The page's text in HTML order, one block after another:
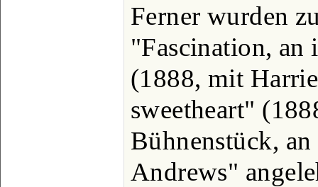
Ferner wurden
"Fascination, an
(1888, mit
sweetheart"
Bühnenstück,
Andrews"